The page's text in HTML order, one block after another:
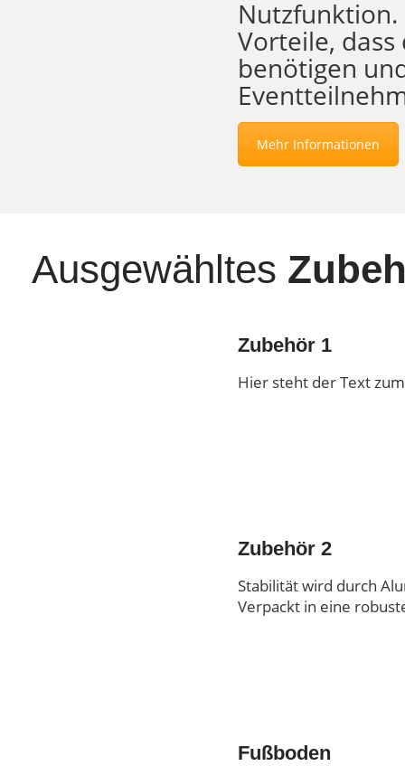
Nutzfunktion.
Vorteile,
benötigen
Mehr Informationen
Ausgewähltes
Zubehör 1
Hier steht der Text
Zubehör 2
Stabilität wird durch
Verpackt in eine
Fußboden